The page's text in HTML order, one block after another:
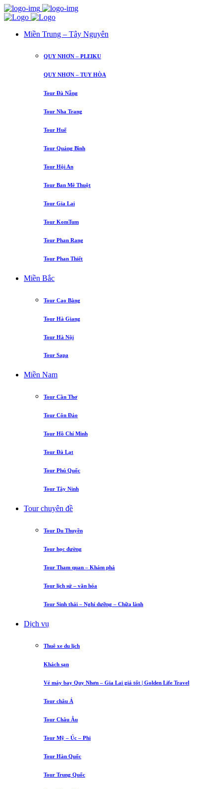
Miền Trung – Tây Nguyên
QUY NHƠN – PLEIKU
QUY NHƠN – TUY HÒA
Tour Đà Nẵng
Tour Nha Trang
Tour Huế
Tour Quảng Bình
Tour Hội An
Tour Ban Mê Thuột
Tour Gia Lai
Tour KomTum
Tour Phan Rang
Tour Phan Thiết
Miền Bắc
Tour Cao Bằng
Tour Hà Giang
Tour Hà Nội
Tour Sapa
Miền Nam
Tour Cần Thơ
Tour Côn Đảo
Tour Hồ Chí Minh
Tour Đà Lạt
Tour Phú Quốc
Tour Tây Ninh
Tour chuyên đề
Tour Du Thuyền
Tour học đường
Tour Tham quan – Khám phá
Tour lịch sử – văn hóa
Tour Sinh thái – Nghỉ dưỡng – Chữa lành
Dịch vụ
Thuê xe du lịch
Khách sạn
Vé máy bay Quy Nhơn – Gia Lai giá tốt | Golden Life Travel
Tour châu Á
Tour Châu Âu
Tour Mỹ – Úc – Phi
Tour Hàn Quốc
Tour Trung Quốc